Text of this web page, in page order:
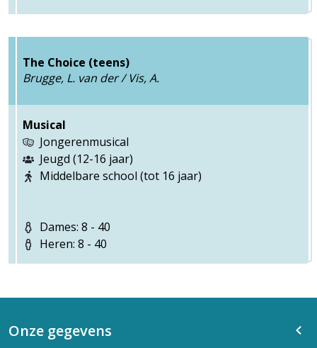
The Choice (teens)
Brugge, L. van der / Vis, A.
Musical
Jongerenmusical
Jeugd (12-16 jaar)
Middelbare school (tot 16 jaar)
Dames: 8 - 40
Heren: 8 - 40
Onze gegevens